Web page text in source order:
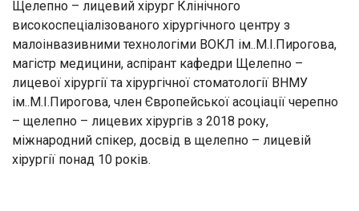
Щелепно – лицевий хірург Клінічного
високоспеціалізованого хірургічного центру з
малоінвазивними технологіми ВОКЛ ім..М.І.Пирогова,
магістр медицини, аспірант кафедри Щелепно –
лицевої хірургії та хірургічної стоматології ВНМУ
ім..М.І.Пирогова, член Європейської асоціації черепно
– щелепно – лицевих хірургів з 2018 року,
міжнародний спікер, досвід в щелепно – лицевій
хірургії понад 10 років.